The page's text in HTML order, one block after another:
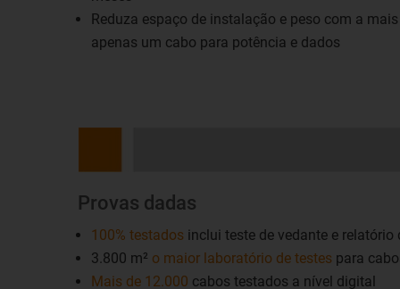
Reduza espaço de instalação e peso com a
apenas um cabo para potência e dados
Provas dadas
100% testados inclui teste de vedante e relatório
3.800 m² o maior laboratório de testes para
Mais de 12.000 cabos testados a nível digital